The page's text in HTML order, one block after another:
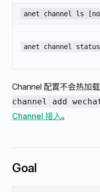
anet channel ls
anet channel
Channel 配置不会热加
channel add
Channel 接入。
Goal